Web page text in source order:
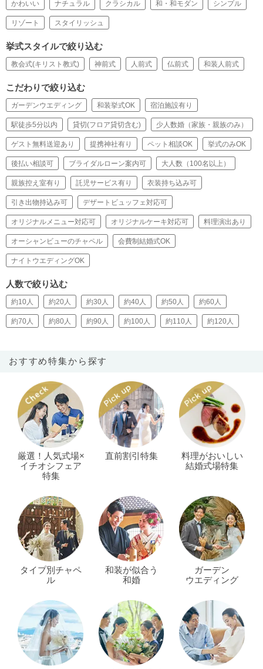
かわいい ナチュラル クラシカル 和・和モダン シンプル
リゾート スタイリッシュ
挙式スタイルで絞り込む
教会式(キリスト教式) 神前式 人前式 仏前式 和装人前式
こだわりで絞り込む
ガーデンウエディング 和装挙式OK 宿泊施設有り
駅徒歩5分以内 貸切(フロア貸切含む) 少人数婚（家族・親族のみ）
ゲスト無料送迎あり 提携神社有り ペット相談OK 挙式のみOK
後払い相談可 ブライダルローン案内可 大人数（100名以上）
親族控え室有り 託児サービス有り 衣装持ち込み可
引き出物持込み可 デザートビュッフェ対応可
オリジナルメニュー対応可 オリジナルケーキ対応可 料理演出あり
オーシャンビューのチャペル 会費制結婚式OK
ナイトウエディングOK
人数で絞り込む
約10人 約20人 約30人 約40人 約50人 約60人
約70人 約80人 約90人 約100人 約110人 約120人
おすすめ特集から探す
厳選！人気式場×
イチオシフェア
特集
直前割引特集
料理がおいしい
結婚式場特集
タイプ別チャペ
ル
和装が似合う
和婚
ガーデン
ウエディング